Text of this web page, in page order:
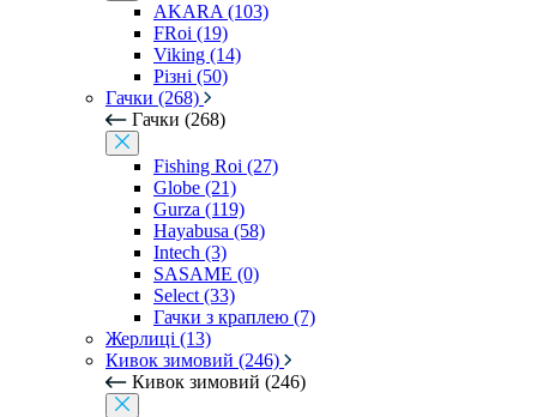
AKARA (103)
FRoi (19)
Viking (14)
Різні (50)
Гачки (268)
Гачки (268)
Fishing Roi (27)
Globe (21)
Gurza (119)
Hayabusa (58)
Intech (3)
SASAME (0)
Select (33)
Гачки з краплею (7)
Жерлиці (13)
Кивок зимовий (246)
Кивок зимовий (246)